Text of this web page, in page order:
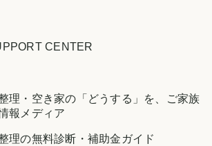
CENTER
理・空き家の「どうする」を、ご家族
報メディア
理の無料診断・補助金ガイド